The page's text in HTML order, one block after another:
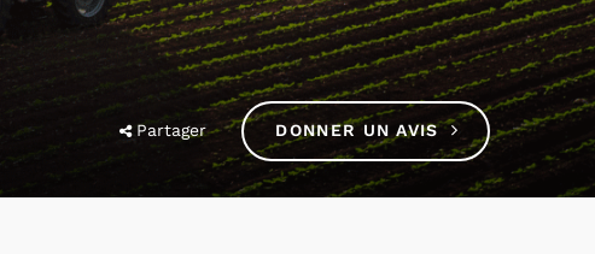
Partager DONNER UN AVIS